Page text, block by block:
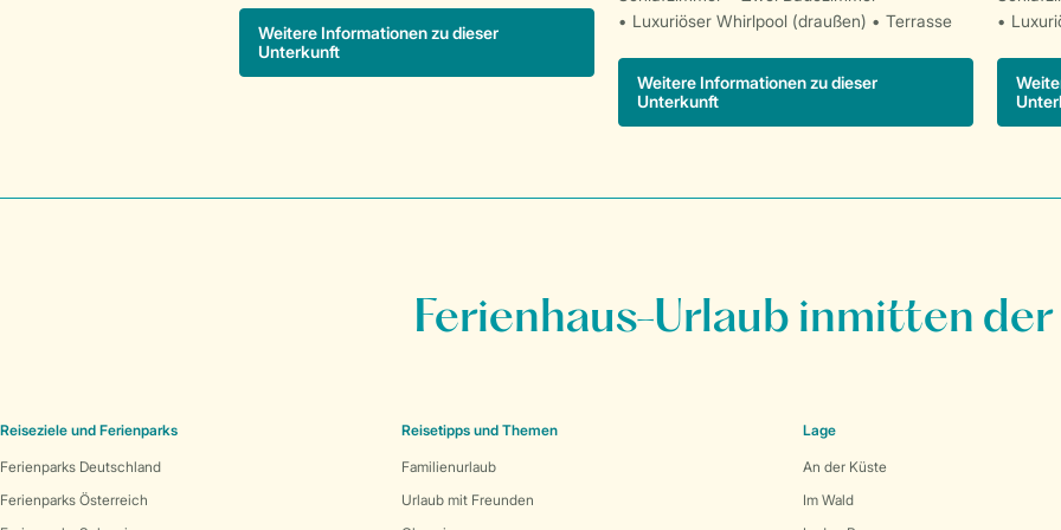
Weitere Informationen zu dieser
Unterkunft
Luxuriöser Whirlpool (draußen)
Terrasse
Weitere Informationen zu dieser
Unterkunft
Ferienhaus-Urlaub inmitten
Reiseziele und Ferienparks
Ferienparks Deutschland
Ferienparks Österreich
Reisetipps und Themen
Familienurlaub
Urlaub mit Freunden
Lage
An der Küste
Im Wald